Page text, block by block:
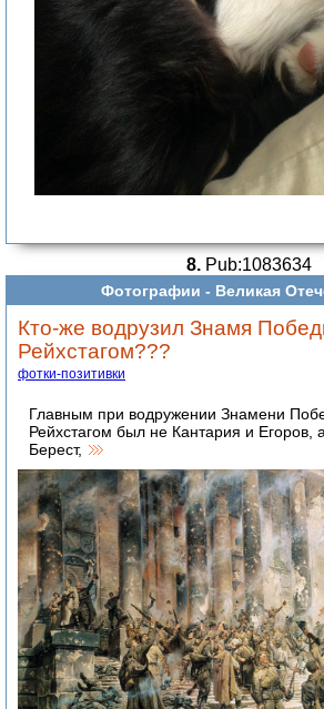
8.Pub:1083634
Фотографии - Великая
Кто-же водрузил Знамя
Рейхстагом???
фотки-позитивки
Главным при водружении Знамени
Рейхстагом был не Кантария и Егоров,
Берест,